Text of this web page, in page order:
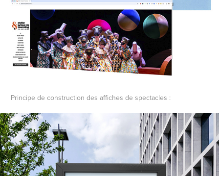
Principe de construction des affiches de spectacles :